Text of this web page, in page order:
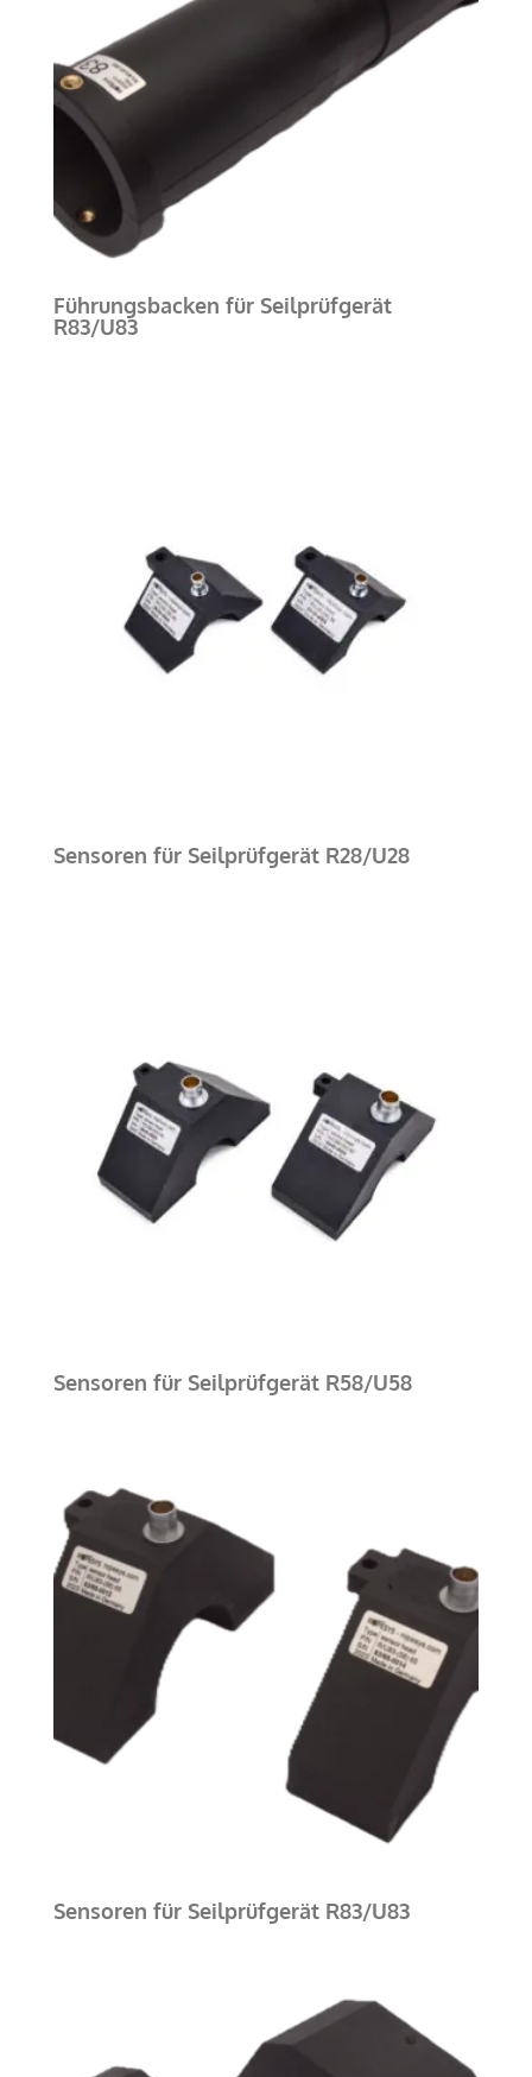
Führungsbacken für Seilprüfgerät
R83/U83
Sensoren für Seilprüfgerät R28/U28
Sensoren für Seilprüfgerät R58/U58
Sensoren für Seilprüfgerät R83/U83